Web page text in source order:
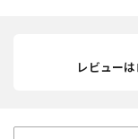
レビュー